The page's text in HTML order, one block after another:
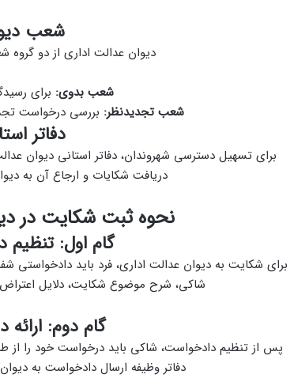
شعب
دیوان عدالت اداری از دو
شعب بدوی: برای
شعب تجدیدنظر: بررسی درخواست
دفاتر
برای تسهیل دسترسی شهروندان، دفاتر استانی دیوان
دریافت شکایات و ارجاع آن به
نحوه ثبت شکایت در
گام اول:
برای شکایت به دیوان عدالت اداری، فرد باید
شاکی، شرح موضوع شکایت، دلایل
گام دوم:
پس از تنظیم دادخواست، شاکی باید درخواست خود را از
دفاتر وظیفه ارسال دادخواست به